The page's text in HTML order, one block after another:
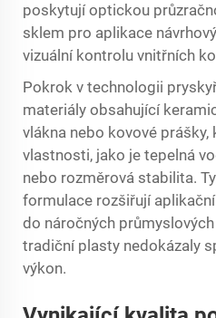
poskytují optickou
sklem pro aplikace
vizuální kontrolu vnitřních
Pokrok v technologii
materiály obsahující
vlákna nebo kovové
vlastnosti, jako je tepelná
nebo rozměrová stabilita.
formulace rozšiřují
do náročných
tradiční plasty nedokázaly
výkon.